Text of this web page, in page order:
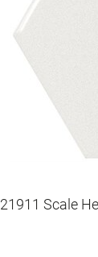
21911 Scale